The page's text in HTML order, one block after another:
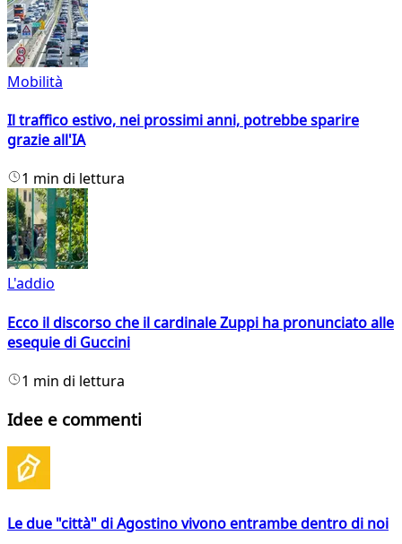
Mobilità
Il traffico estivo, nei prossimi anni, potrebbe sparire
grazie all'IA
1 min di lettura
L'addio
Ecco il discorso che il cardinale Zuppi ha pronunciato alle
esequie di Guccini
1 min di lettura
Idee e commenti
Le due "città" di Agostino vivono entrambe dentro di noi